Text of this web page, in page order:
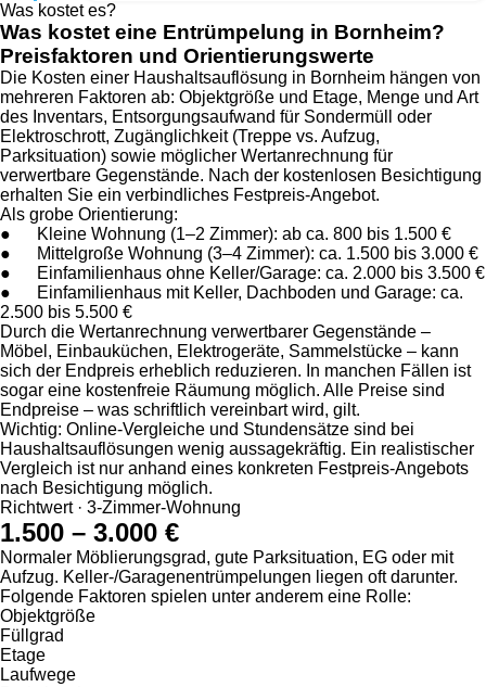
Was kostet es?
Was kostet eine Entrümpelung in Bornheim?
Preisfaktoren und Orientierungswerte
Die Kosten einer Haushaltsauflösung in Bornheim hängen von
mehreren Faktoren ab: Objektgröße und Etage, Menge und Art
des Inventars, Entsorgungsaufwand für Sondermüll oder
Elektroschrott, Zugänglichkeit (Treppe vs. Aufzug,
Parksituation) sowie möglicher Wertanrechnung für
verwertbare Gegenstände. Nach der kostenlosen Besichtigung
erhalten Sie ein verbindliches Festpreis-Angebot.
Als grobe Orientierung:
● Kleine Wohnung (1–2 Zimmer): ab ca. 800 bis 1.500 €
● Mittelgroße Wohnung (3–4 Zimmer): ca. 1.500 bis 3.000 €
● Einfamilienhaus ohne Keller/Garage: ca. 2.000 bis 3.500 €
● Einfamilienhaus mit Keller, Dachboden und Garage: ca.
2.500 bis 5.500 €
Durch die Wertanrechnung verwertbarer Gegenstände –
Möbel, Einbauküchen, Elektrogeräte, Sammelstücke – kann
sich der Endpreis erheblich reduzieren. In manchen Fällen ist
sogar eine kostenfreie Räumung möglich. Alle Preise sind
Endpreise – was schriftlich vereinbart wird, gilt.
Wichtig: Online-Vergleiche und Stundensätze sind bei
Haushaltsauflösungen wenig aussagekräftig. Ein realistischer
Vergleich ist nur anhand eines konkreten Festpreis-Angebots
nach Besichtigung möglich.
Richtwert · 3-Zimmer-Wohnung
1.500 – 3.000 €
Normaler Möblierungsgrad, gute Parksituation, EG oder mit
Aufzug. Keller-/Garagen­entrümpelungen liegen oft darunter.
Folgende Faktoren spielen unter anderem eine Rolle:
Objektgröße
Füllgrad
Etage
Laufwege